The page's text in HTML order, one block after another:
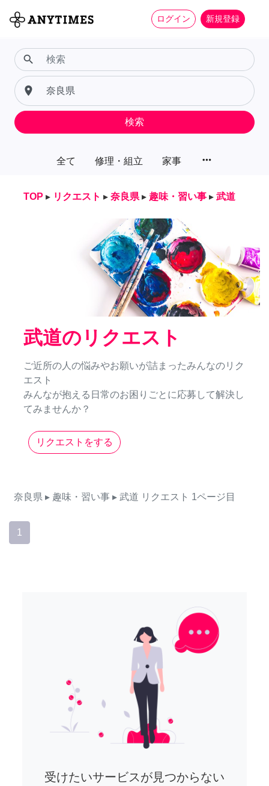
ログイン 新規登録
全て 修理・組立 家事 more_horiz
search
place
検索
TOP ▸ リクエスト ▸ 奈良県 ▸ 趣味・習い事 ▸ 武道
武道のリクエスト
ご近所の人の悩みやお願いが詰まったみんなのリク
エスト
みんなが抱える日常のお困りごとに応募して解決し
てみませんか？
リクエストをする
奈良県 ▸ 趣味・習い事 ▸ 武道 リクエスト 1ページ目
1
受けたいサービスが見つからない